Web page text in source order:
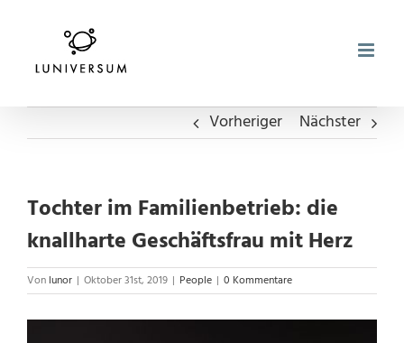
springen
Vorheriger Nächster
Tochter im Familienbetrieb: die
knallharte Geschäftsfrau mit Herz
Von lunor | Oktober 31st, 2019 | People | 0 Kommentare